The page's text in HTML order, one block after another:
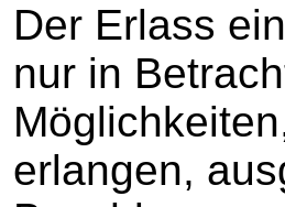
Der Erlass
nur in
erlangen,